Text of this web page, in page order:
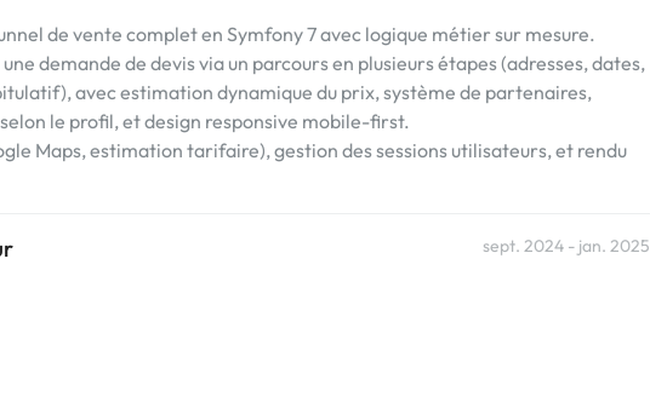
de vente complet en Symfony 7 avec logique métier sur mesure.
demande de devis via un parcours en plusieurs étapes (adresses, dates,
avec estimation dynamique du prix, système de partenaires,
le profil, et design responsive mobile-first.
Maps, estimation tarifaire), gestion des sessions utilisateurs, et rendu
sept. 2024 - jan. 2025